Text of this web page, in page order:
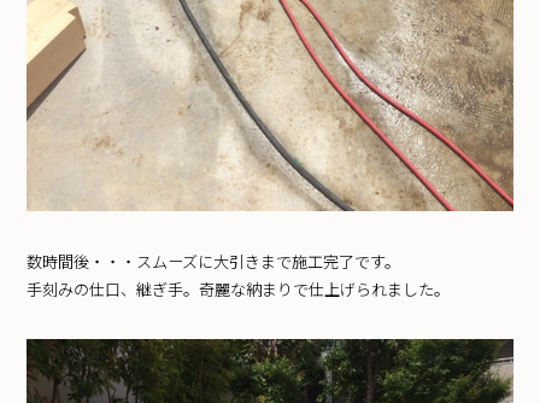
数時間後・・・スムーズに大引きまで施工完了です。
手刻みの仕口、継ぎ手。奇麗な納まりで仕上げられました。